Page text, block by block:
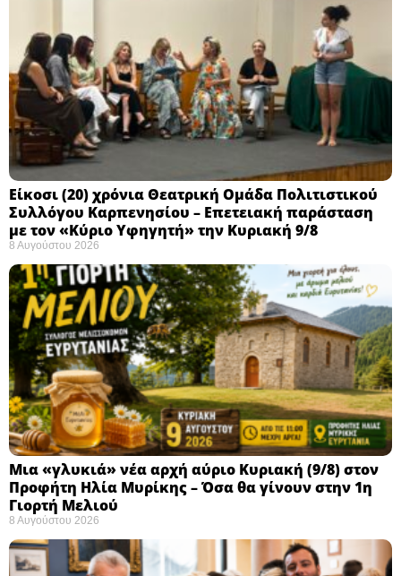
Eίκοσι (20) χρόνια Θεατρική Ομάδα Πολιτιστικού
Συλλόγου Καρπενησίου – Επετειακή παράσταση
με τον «Κύριο Υφηγητή» την Κυριακή 9/8
8 Αυγούστου 2026
Μια «γλυκιά» νέα αρχή αύριο Κυριακή (9/8) στον
Προφήτη Ηλία Μυρίκης – Όσα θα γίνουν στην 1η
Γιορτή Μελιού
8 Αυγούστου 2026